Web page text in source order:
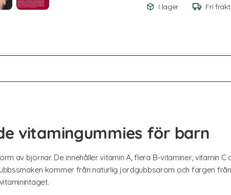
I lager Fri frakt!
vitamingummies för barn
av björnar. De innehåller vitamin A, flera B-vitaminer, vitamin C
kommer från naturlig jordgubbsarom och färgen